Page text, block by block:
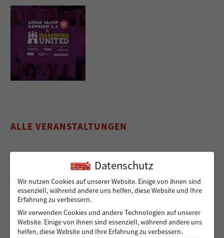
ALLE VERANSTALTUNGEN
Ein sicherer Ort für Kinder, die viel zu früh
Verantwortung übernehmen – 14.000 Euro für die
Datenschutz
Wir nutzen Cookies auf unserer Website. Einige von ihnen sind
essenziell, während andere uns helfen, diese Website und Ihre
Erfahrung zu verbessern.
Wir verwenden Cookies und andere Technologien auf unserer
Website. Einige von ihnen sind essenziell, während andere uns
helfen, diese Website und Ihre Erfahrung zu verbessern.